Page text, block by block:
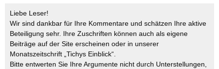
Liebe Leser!
Wir sind dankbar für Ihre Kommentare und schätzen Ihre aktive
Beteiligung sehr. Ihre Zuschriften können auch als eigene
Beiträge auf der Site erscheinen oder in unserer
Monatszeitschrift „Tichys Einblick“.
Bitte entwerten Sie Ihre Argumente nicht durch Unterstellungen,